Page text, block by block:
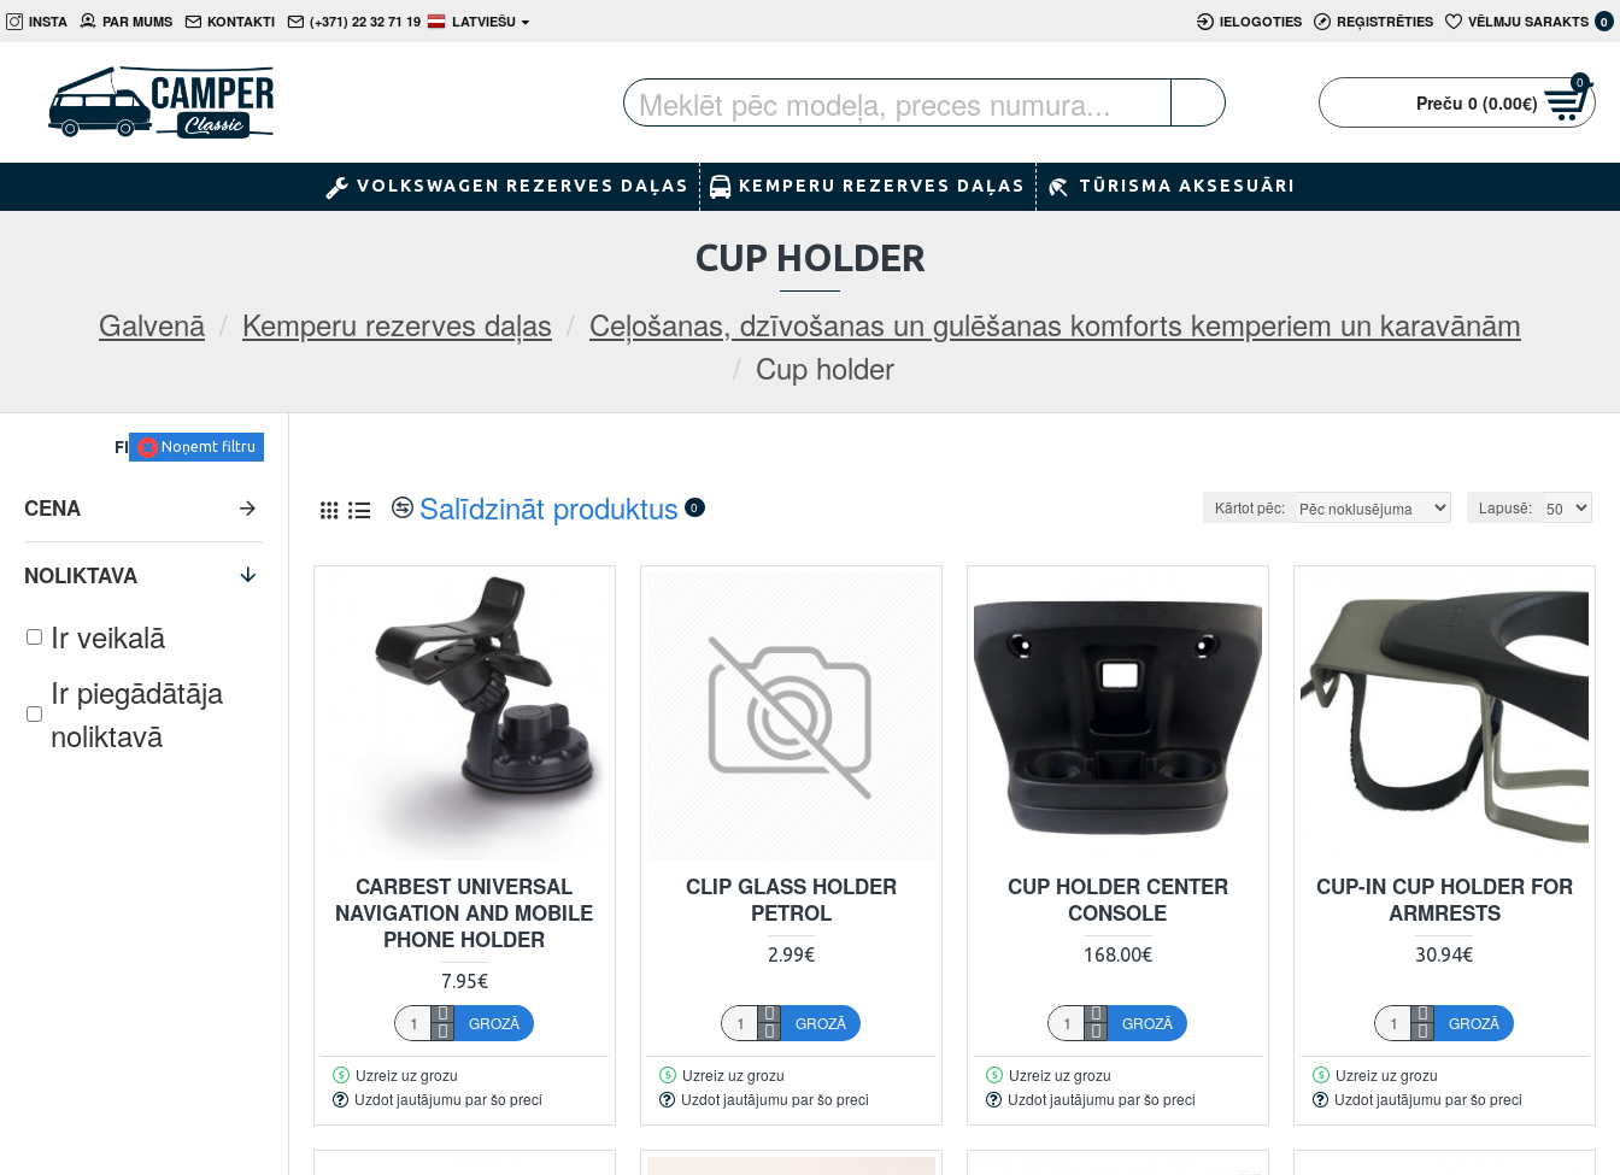
INSTA PAR MUMS KONTAKTI (+371) 22 32 71 19 LATVIEŠU IELOGOTIES REĢISTRĒTIES VĒLMJU SARAKTS 0
Preču 0 (0.00€)
0
VOLKSWAGEN REZERVES DAĻAS KEMPERU REZERVES DAĻAS TŪRISMA AKSESUĀRI
Galvenā Kemperu rezerves daļas
Ceļošanas, dzīvošanas un gulēšanas komforts kemperiem un karavānām
Cup holder
CUP HOLDER
FILTRSNoņemt filtru
CENA
NOLIKTAVA
Ir veikalā
Ir piegādātāja
noliktavā
Salīdzināt produktus 0 Kārtot pēc: Lapusē:
CARBEST UNIVERSAL
NAVIGATION AND MOBILE
PHONE HOLDER
7.95€
GROZĀ
Uzreiz uz grozu
Uzdot jautājumu par šo preci
CLIP GLASS HOLDER
PETROL
2.99€
GROZĀ
Uzreiz uz grozu
Uzdot jautājumu par šo preci
CUP HOLDER CENTER
CONSOLE
168.00€
GROZĀ
Uzreiz uz grozu
Uzdot jautājumu par šo preci
CUP-IN CUP HOLDER FOR
ARMRESTS
30.94€
GROZĀ
Uzreiz uz grozu
Uzdot jautājumu par šo preci